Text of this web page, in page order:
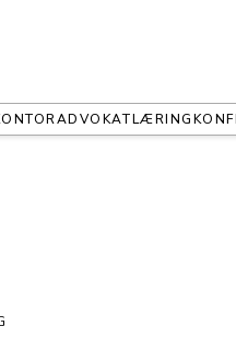
ADVOKATLÆRING